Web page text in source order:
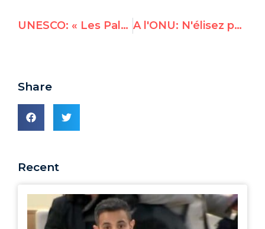
UNESCO: « Les Palestiniens lancent un ultimatum » sur la résolution de Jérusalem A l'ONU: N'élisez pas la Chine au Conseil des Droits de l'Homme
Share
Recent